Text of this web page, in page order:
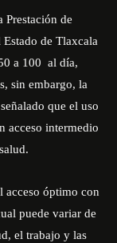
de
de Tlaxcala
a 100 al día,
sin embargo, la
que el uso
acceso intermedio
acceso óptimo con
puede variar de
el trabajo y las